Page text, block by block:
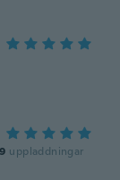
uppladdningar